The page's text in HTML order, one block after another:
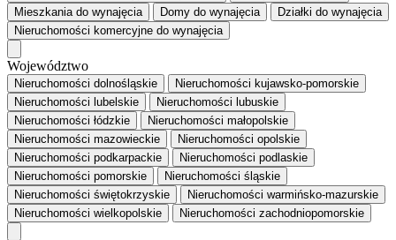
Mieszkaniado wynajęcia Domy do wynajęcia Działki do wynajęcia
Nieruchomości komercyjne do wynajęcia
Województwo
Nieruchomości dolnośląskie
Nieruchomości kujawsko-pomorskie
Nieruchomości lubelskie
Nieruchomości lubuskie
Nieruchomości łódzkie
Nieruchomości małopolskie
Nieruchomości mazowieckie
Nieruchomości opolskie
Nieruchomości podkarpackie
Nieruchomości podlaskie
Nieruchomości pomorskie
Nieruchomości śląskie
Nieruchomości świętokrzyskie
Nieruchomości warmińsko-mazurskie
Nieruchomości wielkopolskie
Nieruchomości zachodniopomorskie